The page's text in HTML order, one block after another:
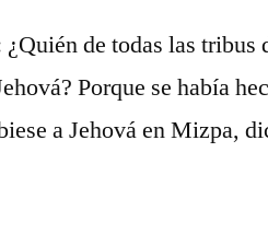
de todas las tribus
Porque se había
a Jehová en Mizpa,